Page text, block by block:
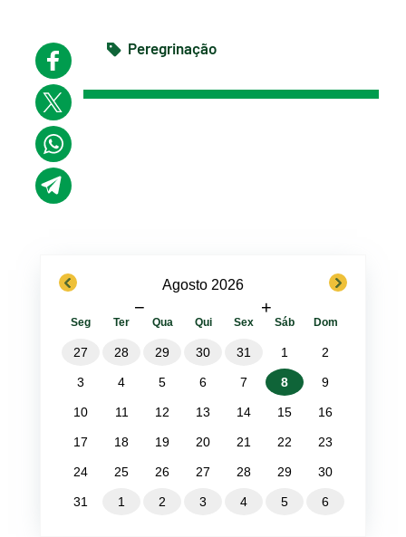
Peregrinação
previous Agosto 2026
− +
next
Seg Ter Qua Qui Sex Sáb Dom
27 28 29 30 31 1 2
3 4 5 6 7 8 9
10 11 12 13 14 15 16
17 18 19 20 21 22 23
24 25 26 27 28 29 30
31 1 2 3 4 5 6